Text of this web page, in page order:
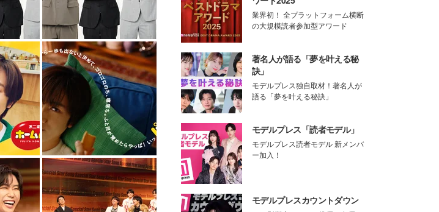
業界初！ 全プラットフォーム横断
の大規模読者参加型アワード
著名人が語る「夢を叶える秘
訣」
モデルプレス独自取材！著名人が
語る「夢を叶える秘訣」
モデルプレス「読者モデル」
モデルプレス読者モデル 新メンバ
ー加入！
モデルプレスカウントダウン